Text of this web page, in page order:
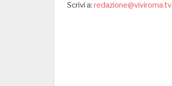
Scrivi a: redazione@viviroma.tv